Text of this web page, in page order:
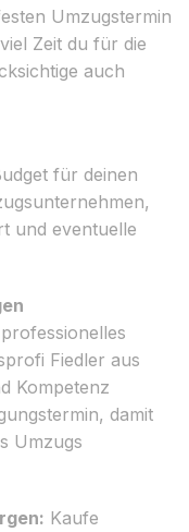
Umzugstermin
Zeit du für die
auch
für deinen
und eventuelle
Fiedler aus
Kompetenz
damit
Umzugs
Kaufe